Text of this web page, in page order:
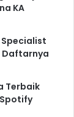
KA
Specialist
Daftarnya
Terbaik